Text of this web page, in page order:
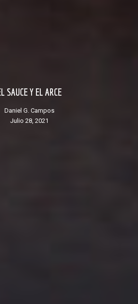
EL SAUCE Y EL ARCE
Daniel G. Campos
julio 28, 2021